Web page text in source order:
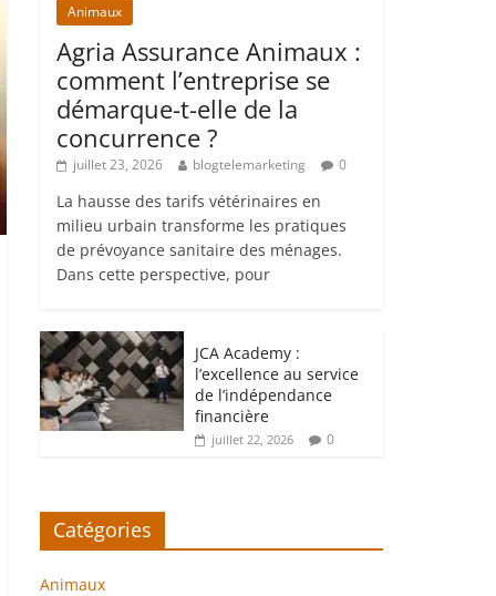
Animaux
Agria Assurance Animaux :
comment l’entreprise se
démarque-t-elle de la
concurrence ?
juillet 23, 2026 blogtelemarketing 0
La hausse des tarifs vétérinaires en
milieu urbain transforme les pratiques
de prévoyance sanitaire des ménages.
Dans cette perspective, pour
JCA Academy :
l’excellence au service
de l’indépendance
financière
juillet 22, 2026 0
Catégories
Animaux